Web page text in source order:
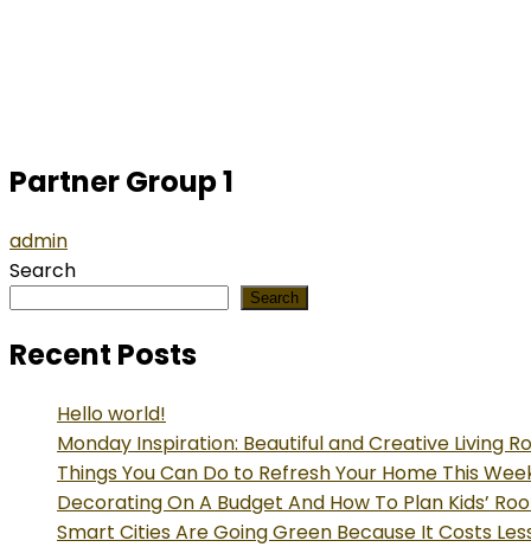
Partner Group 1
admin
Search
Search
Recent Posts
Hello world!
Monday Inspiration: Beautiful and Creative Living
Things You Can Do to Refresh Your Home This
Decorating On A Budget And How To Plan Kids’
Smart Cities Are Going Green Because It Costs